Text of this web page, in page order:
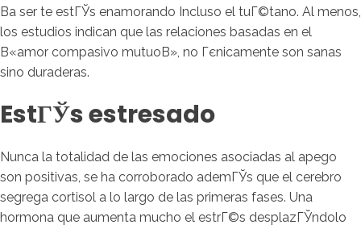
В­a ser te estГЎs enamorando Incluso el tuГ©tano. Al menos,
los estudios indican que las relaciones basadas en el
В«amor compasivo mutuoВ», no Гєnicamente son sanas
sino duraderas.
EstГЎs estresado
Nunca la totalidad de las emociones asociadas al apego
son positivas, se ha corroborado ademГЎs que el cerebro
segrega cortisol a lo largo de las primeras fases. Una
hormona que aumenta mucho el estrГ©s desplazГЎndolo